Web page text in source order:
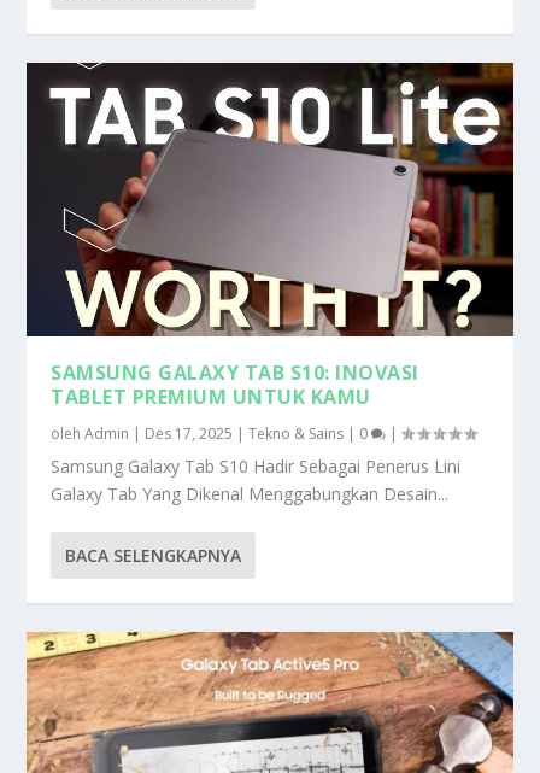
SAMSUNG GALAXY TAB S10: INOVASI
TABLET PREMIUM UNTUK KAMU
olehAdmin | Des 17, 2025 |Tekno & Sains | 0 |
Samsung Galaxy Tab S10 Hadir Sebagai Penerus Lini
Galaxy Tab Yang Dikenal Menggabungkan Desain...
BACA SELENGKAPNYA